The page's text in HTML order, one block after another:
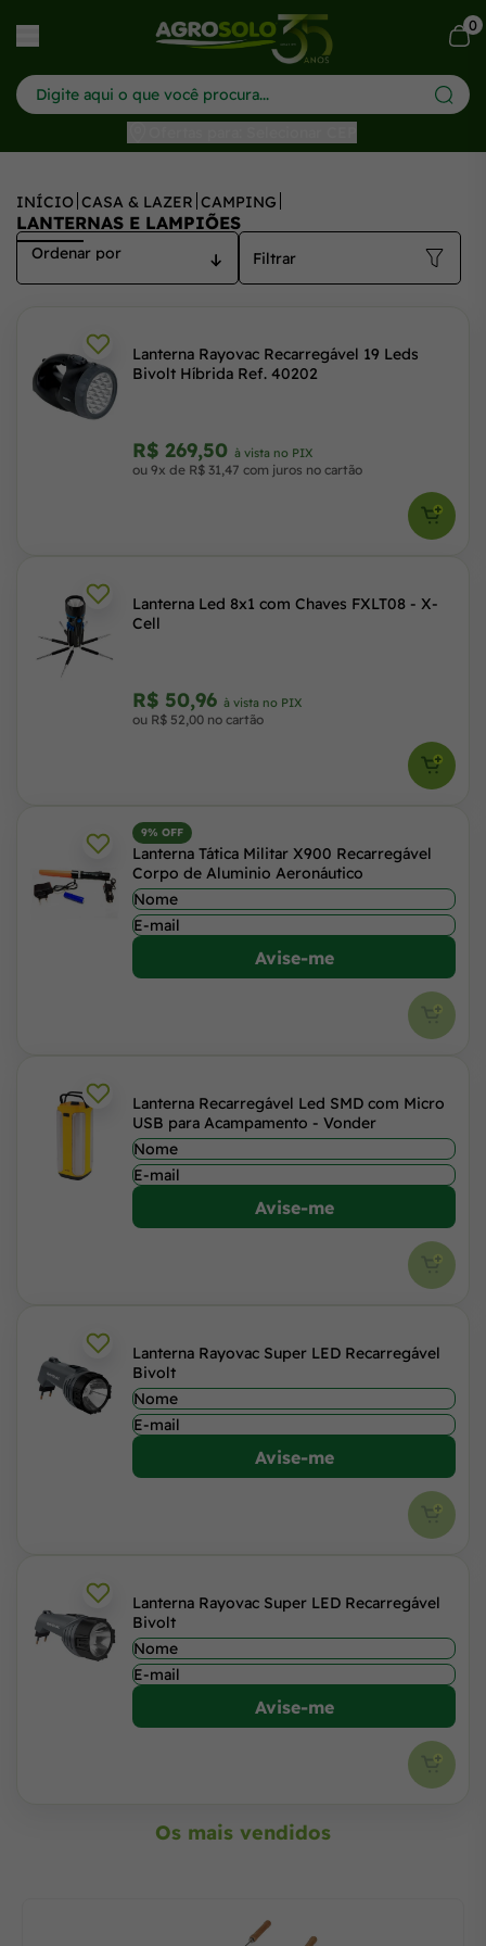
0
INÍCIO CASA & LAZER CAMPING
LANTERNAS E LAMPIÕES
Filtrar
Lanterna Rayovac Recarregável 19 Leds
Bivolt Híbrida Ref. 40202
R$ 269,50 à vista no PIX
ou 9x de R$ 31,47 com juros no cartão
Lanterna Led 8x1 com Chaves FXLT08 - X-
Cell
R$ 50,96 à vista no PIX
ou R$ 52,00 no cartão
9% OFF
Lanterna Tática Militar X900 Recarregável
Corpo de Aluminio Aeronáutico
Avise-me
Lanterna Recarregável Led SMD com Micro
USB para Acampamento - Vonder
Avise-me
Lanterna Rayovac Super LED Recarregável
Bivolt
Avise-me
Lanterna Rayovac Super LED Recarregável
Bivolt
Avise-me
Os mais vendidos